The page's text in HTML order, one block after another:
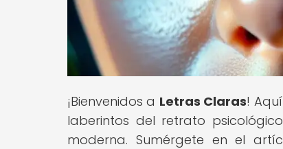
¡Bienvenidos a Letras Claras!
laberintos del retrato
moderna. Sumérgete en el